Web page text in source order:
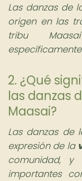
Las danzas de
origen en las
tribu
2. ¿Qué
las danzas
Maasai?
Las danzas de
expresión de la
comunidad, y
importantes